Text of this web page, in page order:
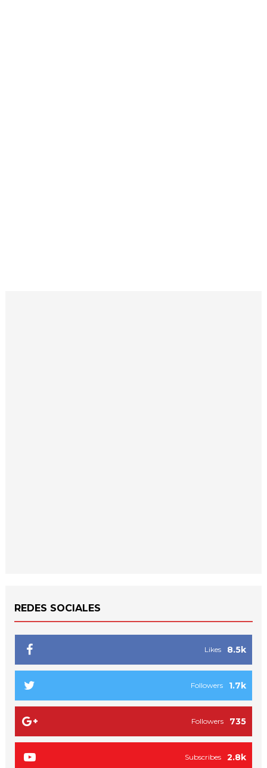
REDES SOCIALES
8.5k
Likes
1.7k
Followers
735
Followers
2.8k
Subscribes